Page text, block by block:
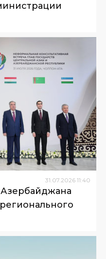
31 07 2026 11:40